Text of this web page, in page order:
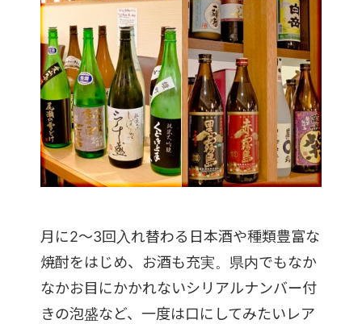
月に2～3回入れ替わる日本酒や種類豊富な
焼酎をはじめ、お酒も充実。県内でもなか
なかお目にかかれないシリアルナンバー付
きの泡盛など、一度は口にしてみたいレア